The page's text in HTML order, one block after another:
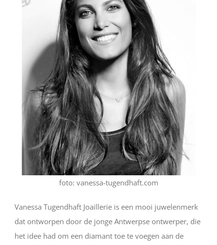
foto: vanessa-tugendhaft.com
Vanessa Tugendhaft Joaillerie is een mooi juwelenmerk
dat ontworpen door de jonge Antwerpse ontwerper, die
het idee had om een ​​diamant toe te voegen aan de